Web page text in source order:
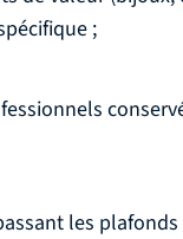
;
les plafonds